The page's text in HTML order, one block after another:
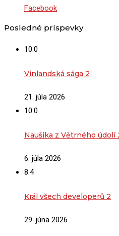
Facebook
Posledné príspevky
10.0
Vinlandská sága 2
21. júla 2026
10.0
Naušika z Větrného údolí
6. júla 2026
8.4
Král všech developerů 2
29. júna 2026